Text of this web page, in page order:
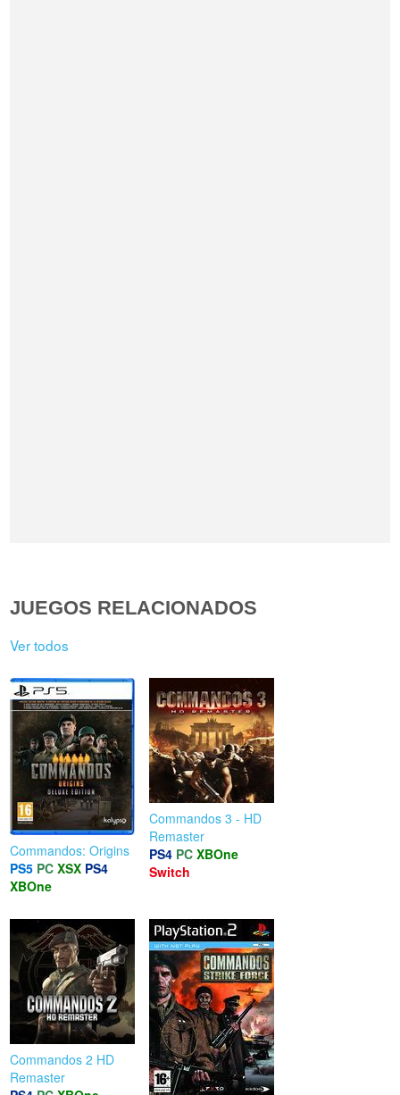
JUEGOS RELACIONADOS
Ver todos
Commandos: Origins
PS5 PC XSX PS4
XBOne
Commandos 3 - HD
Remaster
PS4 PC XBOne
Switch
Commandos 2 HD
Remaster